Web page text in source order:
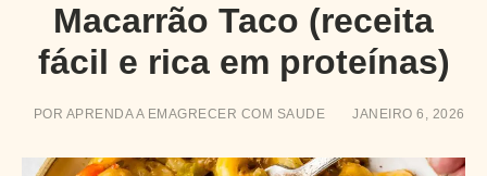
Macarrão Taco (receita
fácil e rica em proteínas)
POR APRENDA A EMAGRECER COM SAUDE JANEIRO 6, 2026